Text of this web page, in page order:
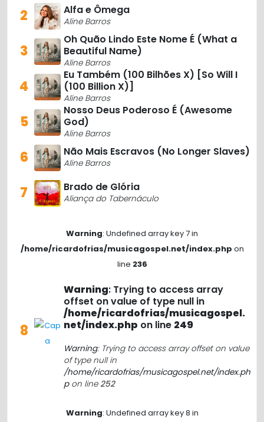
2 Alfa e Ômega
Aline Barros
3
Oh Quão Lindo Este Nome É (What a
Beautiful Name)
Aline Barros
4
Eu Também (100 Bilhões X) [So Will I
(100 Billion X)]
Aline Barros
5
Nosso Deus Poderoso É (Awesome
God)
Aline Barros
6 Não Mais Escravos (No Longer Slaves)
Aline Barros
7 Brado de Glória
Aliança do Tabernáculo
Warning: Undefined array key 7 in
/home/ricardofrias/musicagospel.net/index.php on
line 236
8
Warning: Trying to access array
offset on value of type null in
/home/ricardofrias/musicagospel.
net/index.php on line 249
Warning: Trying to access array offset on value
of type null in
/home/ricardofrias/musicagospel.net/index.ph
pon line252
Warning: Undefined array key 8 in